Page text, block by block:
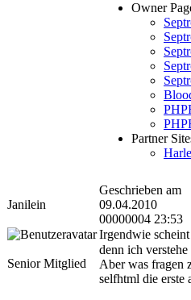
Owner
Partner
Janilein
Geschrieben am
09.04.2010
00000004 23:53
Senior Mitglied
Irgendwie scheint
denn ich
Aber was fragen
selfhtml die erste